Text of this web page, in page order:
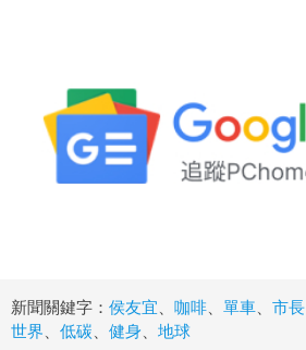
新聞關鍵字： 侯友宜 咖啡 單車 市長
世界
低碳 健身 地球